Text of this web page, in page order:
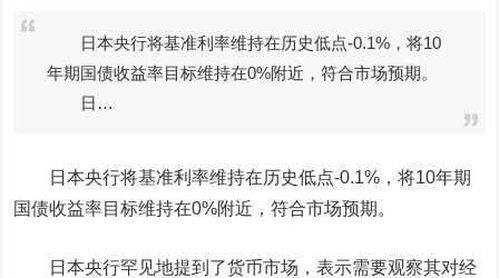
日本央行将基准利率维持在历史低点-0.1%，将10
年期国债收益率目标维持在0%附近，符合市场预期。
日…
日本央行将基准利率维持在历史低点-0.1%，将10年期
国债收益率目标维持在0%附近，符合市场预期。
日本央行罕见地提到了货币市场，表示需要观察其对经